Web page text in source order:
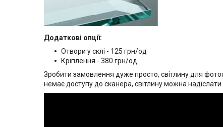
Додаткові опції:
Отвори у склі - 125 грн/од
Кріплення - 380 грн/од
Зробити замовлення дуже просто, світлину для
немає доступу до сканера, світлину можна